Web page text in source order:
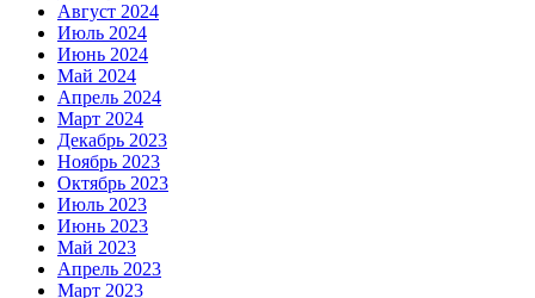
Август 2024
Июль 2024
Июнь 2024
Май 2024
Апрель 2024
Март 2024
Декабрь 2023
Ноябрь 2023
Октябрь 2023
Июль 2023
Июнь 2023
Май 2023
Апрель 2023
Март 2023